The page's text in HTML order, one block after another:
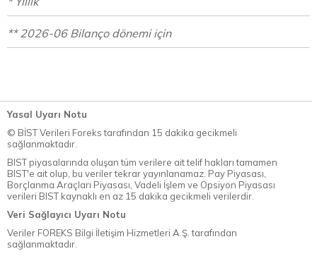
** 2026-06 Bilanço dönemi için
Yasal Uyarı Notu
© BİST Verileri Foreks tarafından 15 dakika gecikmeli
sağlanmaktadır.
BIST piyasalarında oluşan tüm verilere ait telif hakları tamamen
BIST'e ait olup, bu veriler tekrar yayınlanamaz. Pay Piyasası,
Borçlanma Araçları Piyasası, Vadeli İşlem ve Opsiyon Piyasası
verileri BIST kaynaklı en az 15 dakika gecikmeli verilerdir.
Veri Sağlayıcı Uyarı Notu
Veriler FOREKS Bilgi İletişim Hizmetleri A.Ş. tarafından
sağlanmaktadır.